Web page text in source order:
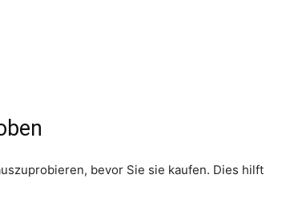
bevor Sie sie kaufen. Dies hilft